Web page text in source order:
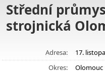
Střední
strojnická
Adresa:
17.
Okres:
Olomouc